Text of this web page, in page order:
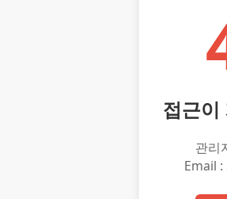
접근이
관리
Email